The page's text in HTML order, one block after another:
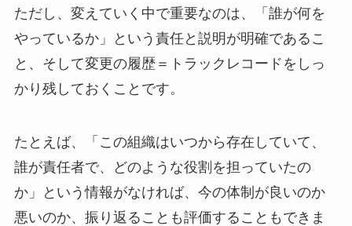
ただし、変えていく中で重要なのは、「誰が何を
やっているか」という責任と説明が明確であるこ
と、そして変更の履歴＝トラックレコードをしっ
かり残しておくことです。
たとえば、「この組織はいつから存在していて、
誰が責任者で、どのような役割を担っていたの
か」という情報がなければ、今の体制が良いのか
悪いのか、振り返ることも評価することもできま